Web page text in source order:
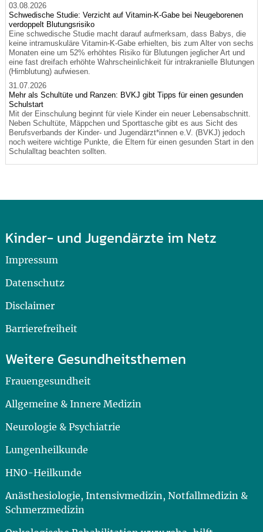
03.08.2026
Schwedische Studie: Verzicht auf Vitamin-K-Gabe bei Neugeborenen
verdoppelt Blutungsrisiko
Eine schwedische Studie macht darauf aufmerksam, dass Babys, die
keine intramuskuläre Vitamin-K-Gabe erhielten, bis zum Alter von sechs
Monaten eine um 52% erhöhtes Risiko für Blutungen jeglicher Art und
eine fast dreifach erhöhte Wahrscheinlichkeit für intrakranielle Blutungen
(Hirnblutung) aufwiesen.
31.07.2026
Mehr als Schultüte und Ranzen: BVKJ gibt Tipps für einen gesunden
Schulstart
Mit der Einschulung beginnt für viele Kinder ein neuer Lebensabschnitt.
Neben Schultüte, Mäppchen und Sporttasche gibt es aus Sicht des
Berufsverbands der Kinder- und Jugendärzt*innen e.V. (BVKJ) jedoch
noch weitere wichtige Punkte, die Eltern für einen gesunden Start in den
Schulalltag beachten sollten.
Kinder- und Jugendärzte im Netz
Impressum
Datenschutz
Disclaimer
Barrierefreiheit
Weitere Gesundheitsthemen
Frauengesundheit
Allgemeine & Innere Medizin
Neurologie & Psychiatrie
Lungenheilkunde
HNO-Heilkunde
Anästhesiologie, Intensivmedizin, Notfallmedizin &
Schmerzmedizin